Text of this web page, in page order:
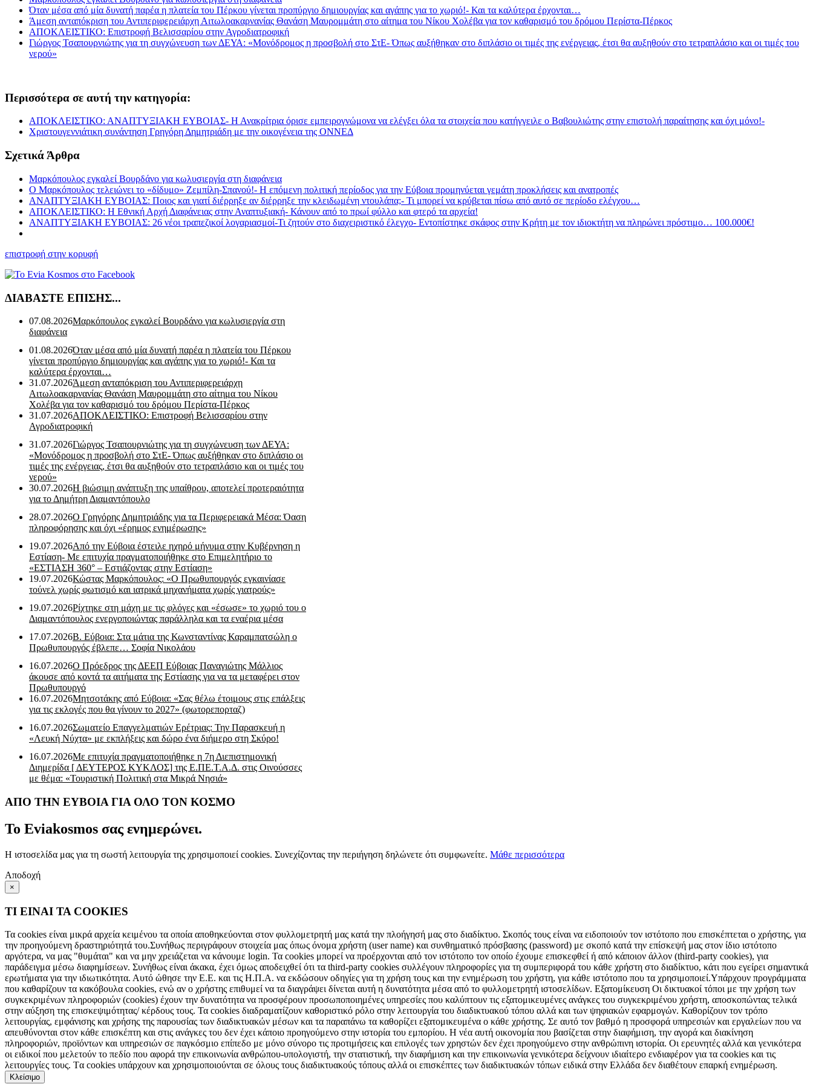
Όταν μέσα από μία δυνατή παρέα η πλατεία του Πέρκου γίνεται προπύργιο δημιουργίας και αγάπης για το χωριό!- Και τα καλύτερα έρχονται…
Άμεση ανταπόκριση του Αντιπεριφερειάρχη Αιτωλοακαρνανίας Θανάση Μαυρομμάτη στο αίτημα του Νίκου Χολέβα για τον καθαρισμό του δρόμου Περίστα-Πέρκος
ΑΠΟΚΛΕΙΣΤΙΚΟ: Επιστροφή Βελισσαρίου στην Αγροδιατροφική
Γιώργος Τσαπουρνιώτης για τη συγχώνευση των ΔΕΥΑ: «Μονόδρομος η προσβολή στο ΣτΕ- Όπως αυξήθηκαν στο διπλάσιο οι τιμές της ενέργειας, έτσι θα αυξηθούν στο τετραπλάσιο και οι τιμές του
νερού»
Περισσότερα σε αυτή την κατηγορία:
ΑΠΟΚΛΕΙΣΤΙΚΟ: ΑΝΑΠΤΥΞΙΑΚΗ ΕΥΒΟΙΑΣ- Η Ανακρίτρια όρισε εμπειρογνώμονα να ελέγξει όλα τα στοιχεία που κατήγγειλε ο Βαβουλιώτης στην επιστολή παραίτησης και όχι μόνο!-
Χριστουγεννιάτικη συνάντηση Γρηγόρη Δημητριάδη με την οικογένεια της ΟΝΝΕΔ
Σχετικά Άρθρα
Μαρκόπουλος εγκαλεί Βουρδάνο για κωλυσιεργία στη διαφάνεια
Ο Μαρκόπουλος τελειώνει το «δίδυμο» Ζεμπίλη-Σπανού!- Η επόμενη πολιτική περίοδος για την Εύβοια προμηνύεται γεμάτη προκλήσεις και ανατροπές
ΑΝΑΠΤΥΞΙΑΚΗ ΕΥΒΟΙΑΣ: Ποιος και γιατί διέρρηξε αν διέρρηξε την κλειδωμένη ντουλάπα;- Τι μπορεί να κρύβεται πίσω από αυτό σε περίοδο ελέγχου…
ΑΠΟΚΛΕΙΣΤΙΚΟ: Η Εθνική Αρχή Διαφάνειας στην Αναπτυξιακή- Κάνουν από το πρωί φύλλο και φτερό τα αρχεία!
ΑΝΑΠΤΥΞΙΑΚΗ ΕΥΒΟΙΑΣ: 26 νέοι τραπεζικοί λογαριασμοί-Τι ζητούν στο διαχειριστικό έλεγχο- Εντοπίστηκε σκάφος στην Κρήτη με τον ιδιοκτήτη να πληρώνει πρόστιμο… 100.000€!
επιστροφή στην κορυφή
ΔΙΑΒΑΣΤΕ ΕΠΙΣΗΣ...
07.08.2026Μαρκόπουλος εγκαλεί Βουρδάνο για κωλυσιεργία στη
διαφάνεια
01.08.2026Όταν μέσα από μία δυνατή παρέα η πλατεία του Πέρκου
γίνεται προπύργιο δημιουργίας και αγάπης για το χωριό!- Και τα
καλύτερα έρχονται…
31.07.2026Άμεση ανταπόκριση του Αντιπεριφερειάρχη
Αιτωλοακαρνανίας Θανάση Μαυρομμάτη στο αίτημα του Νίκου
Χολέβα για τον καθαρισμό του δρόμου Περίστα-Πέρκος
31.07.2026ΑΠΟΚΛΕΙΣΤΙΚΟ: Επιστροφή Βελισσαρίου στην
Αγροδιατροφική
31.07.2026Γιώργος Τσαπουρνιώτης για τη συγχώνευση των ΔΕΥΑ:
«Μονόδρομος η προσβολή στο ΣτΕ- Όπως αυξήθηκαν στο διπλάσιο οι
τιμές της ενέργειας, έτσι θα αυξηθούν στο τετραπλάσιο και οι τιμές του
νερού»
30.07.2026Η βιώσιμη ανάπτυξη της υπαίθρου, αποτελεί προτεραιότητα
για το Δημήτρη Διαμαντόπουλο
28.07.2026Ο Γρηγόρης Δημητριάδης για τα Περιφερειακά Μέσα: Όαση
πληροφόρησης και όχι «έρημος ενημέρωσης»
19.07.2026Από την Εύβοια έστειλε ηχηρό μήνυμα στην Κυβέρνηση η
Εστίαση- Με επιτυχία πραγματοποιήθηκε στο Επιμελητήριο το
«ΕΣΤΙΑΣΗ 360° – Εστιάζοντας στην Εστίαση»
19.07.2026Κώστας Μαρκόπουλος: «Ο Πρωθυπουργός εγκαινίασε
τούνελ χωρίς φωτισμό και ιατρικά μηχανήματα χωρίς γιατρούς»
19.07.2026Ρίχτηκε στη μάχη με τις φλόγες και «έσωσε» το χωριό του ο
Διαμαντόπουλος ενεργοποιώντας παράλληλα και τα εναέρια μέσα
17.07.2026Β. Εύβοια: Στα μάτια της Κωνσταντίνας Καραμπατσώλη ο
Πρωθυπουργός έβλεπε… Σοφία Νικολάου
16.07.2026Ο Πρόεδρος της ΔΕΕΠ Εύβοιας Παναγιώτης Μάλλιος
άκουσε από κοντά τα αιτήματα της Εστίασης για να τα μεταφέρει στον
Πρωθυπουργό
16.07.2026Μητσοτάκης από Εύβοια: «Σας θέλω έτοιμους στις επάλξεις
για τις εκλογές που θα γίνουν το 2027» (φωτορεπορταζ)
16.07.2026Σωματείο Επαγγελματιών Ερέτριας: Την Παρασκευή η
«Λευκή Νύχτα» με εκπλήξεις και δώρο ένα διήμερο στη Σκύρο!
16.07.2026Με επιτυχία πραγματοποιήθηκε η 7η Διεπιστημονική
Διημερίδα [ ΔEYΤΕΡΟΣ ΚΥΚΛΟΣ] της Ε.ΠΕ.Τ.Α.Δ. στις Οινούσσες
με θέμα: «Τουριστική Πολιτική στα Μικρά Νησιά»
ΑΠΟ ΤΗΝ ΕΥΒΟΙΑ ΓΙΑ ΟΛΟ ΤΟΝ ΚΟΣΜΟ
Το Eviakosmos σας ενημερώνει.
Η ιστοσελίδα μας για τη σωστή λειτουργία της χρησιμοποιεί cookies. Συνεχίζοντας την περιήγηση δηλώνετε ότι συμφωνείτε. Μάθε περισσότερα
Αποδοχή
×
ΤΙ ΕΙΝΑΙ ΤΑ COOKIES
Τα cookies είναι μικρά αρχεία κειμένου τα οποία αποθηκεύονται στον φυλλομετρητή μας κατά την πλοήγησή μας στο διαδίκτυο. Σκοπός τους είναι να ειδοποιούν τον ιστότοπο που επισκέπτεται ο χρήστης, για
την προηγούμενη δραστηριότητά του.Συνήθως περιγράφουν στοιχεία μας όπως όνομα χρήστη (user name) και συνθηματικό πρόσβασης (password) με σκοπό κατά την επίσκεψή μας στον ίδιο ιστότοπο
αργότερα, να μας "θυμάται" και να μην χρειάζεται να κάνουμε login. Τα cookies μπορεί να προέρχονται από τον ιστότοπο τον οποίο έχουμε επισκεφθεί ή από κάποιον άλλον (third-party cookies), για
παράδειγμα μέσω διαφημίσεων. Συνήθως είναι άκακα, έχει όμως αποδειχθεί ότι τα third-party cookies συλλέγουν πληροφορίες για τη συμπεριφορά του κάθε χρήστη στο διαδίκτυο, κάτι που εγείρει σημαντικά
ερωτήματα για την ιδιωτικότητα. Αυτό ώθησε την Ε.Ε. και τις Η.Π.Α. να εκδώσουν οδηγίες για τη χρήση τους και την ενημέρωση του χρήστη, για κάθε ιστότοπο που τα χρησιμοποιεί.Υπάρχουν προγράμματα
που καθαρίζουν τα κακόβουλα cookies, ενώ αν ο χρήστης επιθυμεί να τα διαγράψει δίνεται αυτή η δυνατότητα μέσα από το φυλλομετρητή ιστοσελίδων. Εξατομίκευση Οι δικτυακοί τόποι με την χρήση των
συγκεκριμένων πληροφοριών (cookies) έχουν την δυνατότητα να προσφέρουν προσωποποιημένες υπηρεσίες που καλύπτουν τις εξατομικευμένες ανάγκες του συγκεκριμένου χρήστη, αποσκοπώντας τελικά
στην αύξηση της επισκεψιμότητας/ κέρδους τους. Τα cookies διαδραματίζουν καθοριστικό ρόλο στην λειτουργία του διαδικτυακού τόπου αλλά και των ψηφιακών εφαρμογών. Καθορίζουν τον τρόπο
λειτουργίας, εμφάνισης και χρήσης της παρουσίας των διαδικτυακών μέσων και τα παραπάνω τα καθορίζει εξατομικευμένα ο κάθε χρήστης. Σε αυτό τον βαθμό η προσφορά υπηρεσιών και εργαλείων που να
απευθύνονται στον κάθε επισκέπτη και στις ανάγκες του δεν έχει κάποιο προηγούμενο στην ιστορία του εμπορίου. Η νέα αυτή οικονομία που βασίζεται στην διαφήμιση, την αγορά και διακίνηση
πληροφοριών, προϊόντων και υπηρεσιών σε παγκόσμιο επίπεδο με μόνο σύνορο τις προτιμήσεις και επιλογές των χρηστών δεν έχει προηγούμενο στην ανθρώπινη ιστορία. Οι ερευνητές αλλά και γενικότερα
οι ειδικοί που μελετούν το πεδίο που αφορά την επικοινωνία ανθρώπου-υπολογιστή, την στατιστική, την διαφήμιση και την επικοινωνία γενικότερα δείχνουν ιδιαίτερο ενδιαφέρον για τα cookies και τις
λειτουργίες τους. Tα cookies υπάρχουν και χρησιμοποιούνται σε όλους τους διαδικτυακούς τόπους αλλά οι επισκέπτες των διαδικτυακών τόπων ειδικά στην Ελλάδα δεν διαθέτουν επαρκή ενημέρωση.
Κλείσιμο